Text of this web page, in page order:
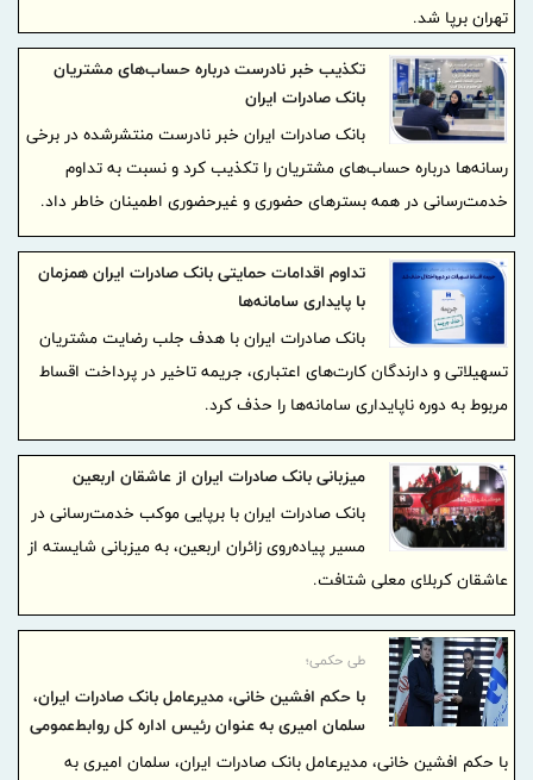
تهران برپا شد.
تکذیب خبر نادرست درباره حساب‌های مشتریان
بانک صادرات ایران
بانک صادرات ایران خبر نادرست منتشرشده در برخی
رسانه‌ها درباره حساب‌های مشتریان را تکذیب کرد و نسبت به تداوم
خدمت‌رسانی در همه بسترهای حضوری و غیرحضوری اطمینان خاطر داد.
تداوم اقدامات حمایتی بانک صادرات ایران همزمان
با پایداری سامانه‌ها
بانک صادرات ایران با هدف جلب رضایت مشتریان
تسهیلاتی و دارندگان کارت‌های اعتباری، جریمه تاخیر در پرداخت اقساط
مربوط به دوره ناپایداری سامانه‌ها را حذف کرد.
میزبانی بانک صادرات ایران از عاشقان اربعین
بانک صادرات ایران با برپایی موکب خدمت‌رسانی در
مسیر پیاده‌روی زائران اربعین، به میزبانی شایسته از
عاشقان کربلای معلی شتافت.
طی حکمی؛
با حکم افشین خانی، مدیرعامل بانک صادرات ایران،
سلمان امیری به عنوان رئیس اداره کل روابط‌عمومی
این بانک منصوب شد.
با حکم افشین خانی، مدیرعامل بانک صادرات ایران، سلمان امیری به